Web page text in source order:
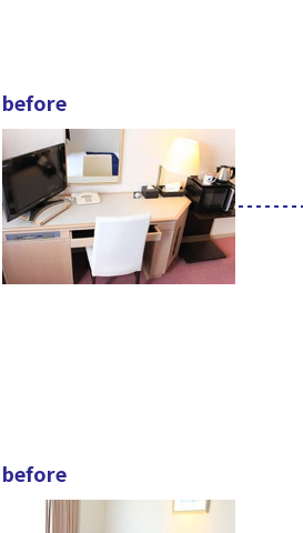
before
before